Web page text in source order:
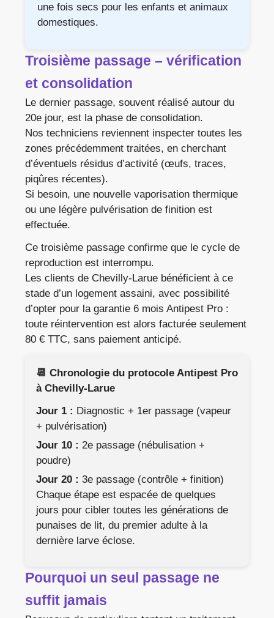
une fois secs pour les enfants et animaux
domestiques.
Troisième passage – vérification
et consolidation
Le dernier passage, souvent réalisé autour du
20e jour, est la phase de consolidation.
Nos techniciens reviennent inspecter toutes les
zones précédemment traitées, en cherchant
d’éventuels résidus d’activité (œufs, traces,
piqûres récentes).
Si besoin, une nouvelle vaporisation thermique
ou une légère pulvérisation de finition est
effectuée.
Ce troisième passage confirme que le cycle de
reproduction est interrompu.
Les clients de Chevilly-Larue bénéficient à ce
stade d’un logement assaini, avec possibilité
d’opter pour la garantie 6 mois Antipest Pro :
toute réintervention est alors facturée seulement
80 € TTC, sans paiement anticipé.
📆 Chronologie du protocole Antipest Pro
à Chevilly-Larue
Jour 1 : Diagnostic + 1er passage (vapeur
+ pulvérisation)
Jour 10 : 2e passage (nébulisation +
poudre)
Jour 20 : 3e passage (contrôle + finition)
Chaque étape est espacée de quelques
jours pour cibler toutes les générations de
punaises de lit, du premier adulte à la
dernière larve éclose.
Pourquoi un seul passage ne
suffit jamais